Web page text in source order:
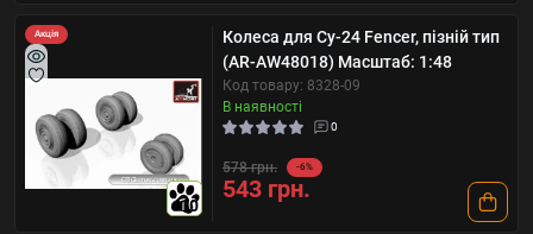
Акція
10
Колеса для Су-24 Fencer, пізній тип
(AR-AW48018) Масштаб: 1:48
Код товару: 8328-09
В наявності
0
578 грн. -6%
543 грн.